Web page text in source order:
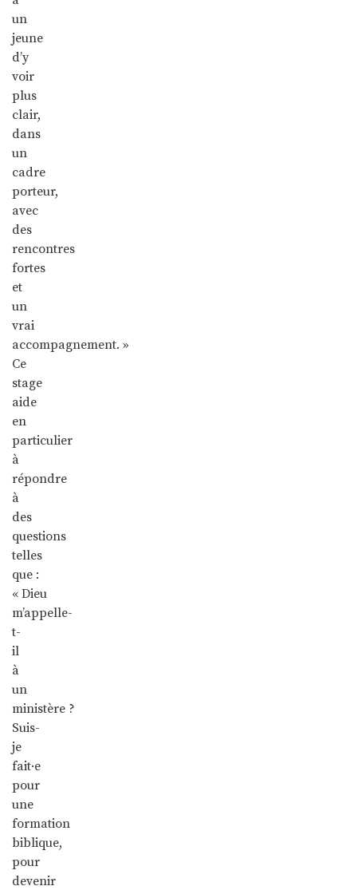
un
jeune
d’y
voir
plus
clair,
dans
un
cadre
porteur,
avec
des
rencontres
fortes
et
un
vrai
accompagnement. »
Ce
stage
aide
en
particulier
à
répondre
à
des
questions
telles
que :
« Dieu
m’appelle-
t-
il
à
un
ministère ?
Suis-
je
fait·e
pour
une
formation
biblique,
pour
devenir